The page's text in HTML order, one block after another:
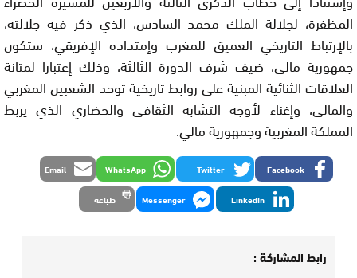
المظفرة، لجلالة الملك محمد السادس، الذي ذكر فيه جلالته،
بالإرتباط التاريخي العميق للمغرب وإمتداده الإفريقي، ستكون
جمهورية مالي، ضيف شرف الدورة الثالثة، وذلك إعتبارا لمتانة
العلاقات الثنائية المبنية على روابط تاريخية توحد الشعبين المغربي
والمالي، وإغناء لأوجه التشابه الثقافي والحضاري الذي يربط
المملكة المغربية وجمهورية مالي.
Facebook
Twitter
WhatsApp
Email
LinkedIn
Messenger طباعة
رابط المشاركة :